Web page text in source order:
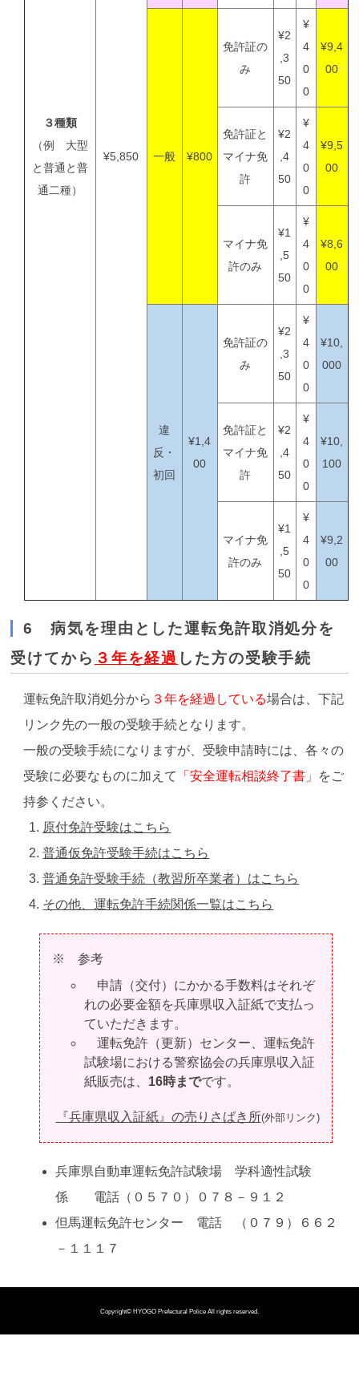
３種類
（例 大型
と普通と普
通二種）
¥5,850 一般 ¥800
免許証の
み
¥2
,3
50
¥
4
0
0
¥9,4
00
免許証と
マイナ免
許
¥2
,4
50
¥
4
0
0
¥9,5
00
マイナ免
許のみ
¥1
,5
50
¥
4
0
0
¥8,6
00
違
反・
初回
¥1,4
00
免許証の
み
¥2
,3
50
¥
4
0
0
¥10,
000
免許証と
マイナ免
許
¥2
,4
50
¥
4
0
0
¥10,
100
マイナ免
許のみ
¥1
,5
50
¥
4
0
0
¥9,2
00
6 病気を理由とした運転免許取消処分を
受けてから ３年を経過 した方の受験手続
運転免許取消処分から ３年を経過している場合は、下記
リンク先の一般の受験手続となります。
一般の受験手続になりますが、受験申請時には、各々の
受験に必要なものに加えて
「安全運転相談終了書」 をご
持参ください。
原付免許受験はこちら
普通仮免許受験手続はこちら
普通免許受験手続（教習所卒業者）はこちら
その他、運転免許手続関係一覧はこちら
※ 参考
申請（交付）にかかる手数料はそれぞ
れの必要金額を兵庫県収入証紙で支払っ
ていただきます。
運転免許（更新）センター、運転免許
試験場における警察協会の兵庫県収入証
紙販売は、 16時までです。
『兵庫県収入証紙』の売りさばき所(外部リンク)
兵庫県自動車運転免許試験場 学科適性試験
係 電話（０５７０）０７８－９１２
但馬運転免許センター 電話 （０７９）６６２
－１１１７
Copyright© HYOGO Prefectural Police All rights reserved.